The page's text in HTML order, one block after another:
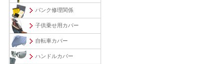
パンク修理関係
子供乗せ用カバー
自転車カバー
ハンドルカバー